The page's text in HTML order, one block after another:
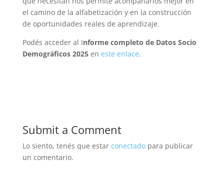
el camino de la alfabetización y en la construcción
de oportunidades reales de aprendizaje.
Podés acceder al Informe completo de Datos Socio
Demográficos 2025en este enlace.
Submit a Comment
Lo siento, tenés que estar conectadopara publicar
un comentario.